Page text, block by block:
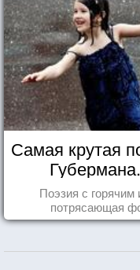
Самая крутая
Поэзия с
потрясающая